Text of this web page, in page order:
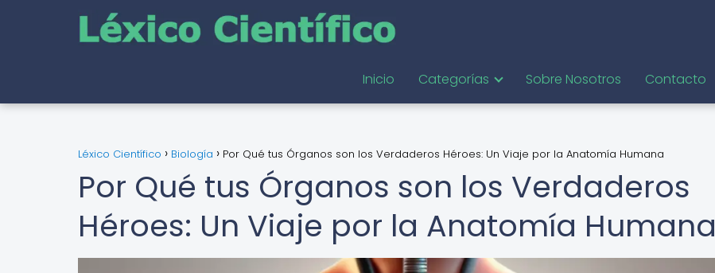
Inicio Categorías Sobre Nosotros Contacto
Léxico Científico Biología Por Qué tus Órganos son los Verdaderos Héroes: Un Viaje por la Anatomía Humana
Por Qué tus Órganos son los Verdaderos
Héroes: Un Viaje por la Anatomía Humana